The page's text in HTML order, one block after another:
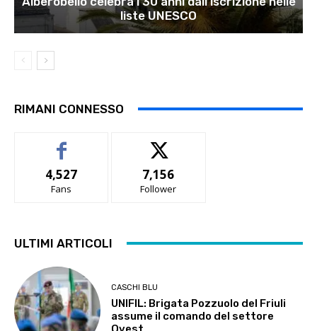
liste UNESCO
RIMANI CONNESSO
4,527
Fans
7,156
Follower
ULTIMI ARTICOLI
CASCHI BLU
UNIFIL: Brigata Pozzuolo del Friuli
assume il comando del settore